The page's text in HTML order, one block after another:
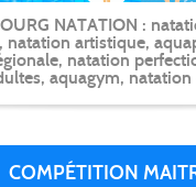
NATATION :
natation artistique,
natation
aquagym,
COMPÉTITION